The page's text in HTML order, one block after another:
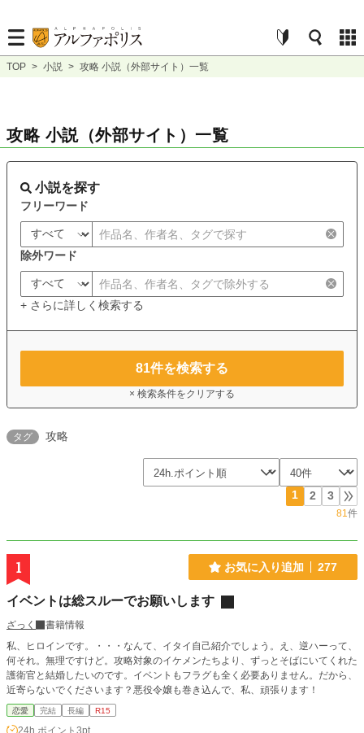
TOP > 小説 > 攻略 小説（外部サイト）一覧
攻略 小説（外部サイト）一覧
小説を探す
フリーワード
除外ワード
+ さらに詳しく検索する
81件を検索する
× 検索条件をクリアする
タグ 攻略
1 2 3
81件
1 お気に入り追加 277
イベントは総スルーでお願いします
ざっく
書籍情報
私、ヒロインです。・・・なんて、イタイ自己紹介でしょう。え、逆ハーって、
何それ。無理ですけど。攻略対象のイケメンたちより、ずっとそばにいてくれた
護衛官と結婚したいのです。イベントもフラグも全く必要ありません。だから、
近寄らないでくださいます？悪役令嬢も巻き込んで、私、頑張ります！
恋愛 完結 長編 R15
24h.ポイント 3pt